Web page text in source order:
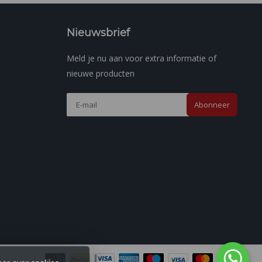
Nieuwsbrief
Meld je nu aan voor extra informatie of
nieuwe producten
Abonneer